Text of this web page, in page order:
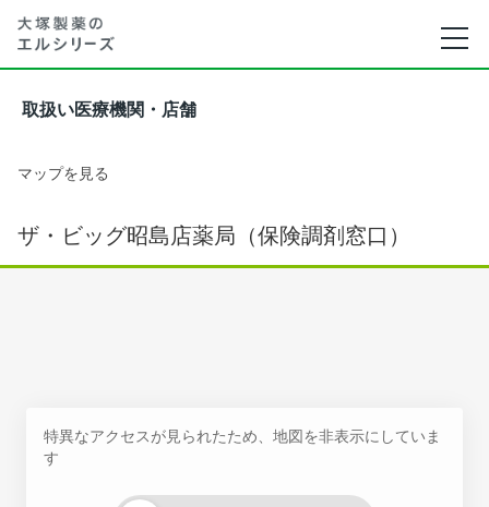
取扱い医療機関・店舗
マップを見る
ザ・ビッグ昭島店薬局（保険調剤窓口）
特異なアクセスが見られたため、地図を非表示にしていま
す